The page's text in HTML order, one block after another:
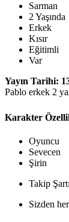
Sarman
2 Yaşında
Erkek
Kısır
Eğitimli
Var
Yayın Tarihi:
Pablo erkek 2
Karakter
Oyuncu
Sevecen
Şirin
Takip
Sizden